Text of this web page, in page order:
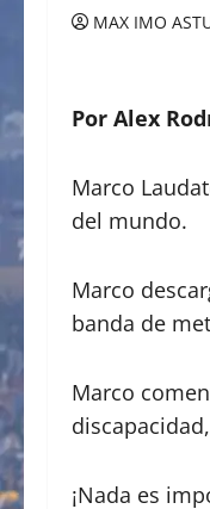
MAX IMO
Por Alex
Marco
del mundo.
Marco
banda de
Marco
¡Nada es